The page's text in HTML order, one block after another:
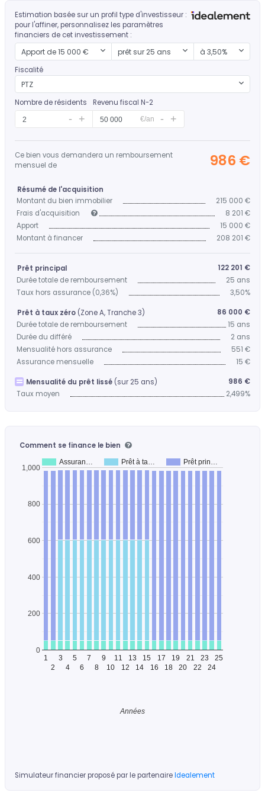
Estimation basée sur un profil type d'investisseur :
pour l'affiner, personnalisez les paramètres
financiers de cet investissement :
Mon apport
Apport de 15 000 € Durée d'emprunt
prêt sur 25 ans Mon taux
à 3,50%
Fiscalité
PTZ
Nombre de résidents Revenu fiscal N-2
€/an
Ce bien vous demandera un remboursement
mensuel de
986 €
Résumé de l'acquisition
Montant du bien immobilier
215 000 €
Frais d'acquisition
8 201 €
Apport
15 000 €
Montant à financer
208 201 €
Prêt principal
122 201 €
Durée totale de remboursement
25 ans
Taux hors assurance (0,36%)
3,50%
Prêt à taux zéro (Zone A, Tranche 3)
86 000 €
Durée totale de remboursement
15 ans
Durée du différé
2 ans
Mensualité hors assurance
551 €
Assurance mensuelle
15 €
Mensualité du prêt lissé (sur 25 ans)
986 €
Taux moyen
2,499%
Comment se finance le bien
Assuran… Prêt à ta… Prêt prin…
1
2
3
4
5
6
7
8
9
10
11
12
13
14
15
16
17
18
19
20
21
22
23
24
25
0
200
400
600
800
1,000
Années
Simulateur financier proposé par le partenaireIdealement